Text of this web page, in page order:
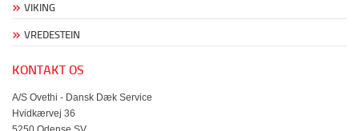
VIKING
VREDESTEIN
KONTAKT OS
A/S Ovethi - Dansk Dæk Service
Hvidkærvej 36